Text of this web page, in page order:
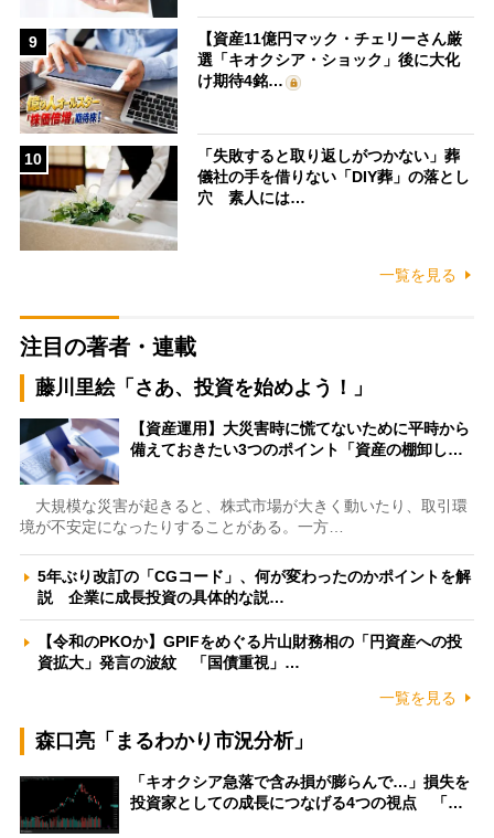
9
【資産11億円マック・チェリーさん厳
選「キオクシア・ショック」後に大化
け期待4銘…
10
「失敗すると取り返しがつかない」葬
儀社の手を借りない「DIY葬」の落とし
穴 素人には…
一覧を見る
注目の著者・連載
藤川里絵「さあ、投資を始めよう！」
【資産運用】大災害時に慌てないために平時から
備えておきたい3つのポイント「資産の棚卸し…
大規模な災害が起きると、株式市場が大きく動いたり、取引環
境が不安定になったりすることがある。一方…
5年ぶり改訂の「CGコード」、何が変わったのかポイントを解
説 企業に成長投資の具体的な説…
【令和のPKOか】GPIFをめぐる片山財務相の「円資産への投
資拡大」発言の波紋 「国債重視」…
一覧を見る
森口亮「まるわかり市況分析」
「キオクシア急落で含み損が膨らんで…」損失を
投資家としての成長につなげる4つの視点 「…